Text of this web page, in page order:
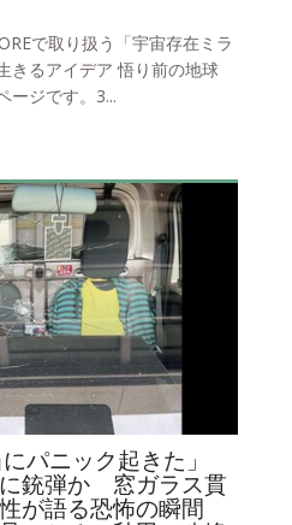
で取り扱う「宇宙存在ミラ
きるアイデア 悟り前の地球
ージです。3...
にパニック起きた」
銃弾か 窓ガラス貫
が語る恐怖の瞬間